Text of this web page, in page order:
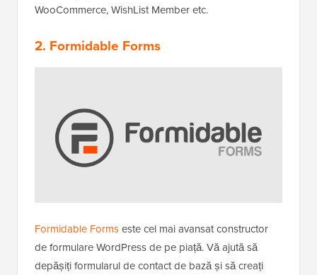
WooCommerce, WishList Member etc.
2. Formidable Forms
Formidable Formseste cel mai avansat constructor
de formulare WordPress de pe piață. Vă ajută să
depășiți formularul de contact de bază și să creați